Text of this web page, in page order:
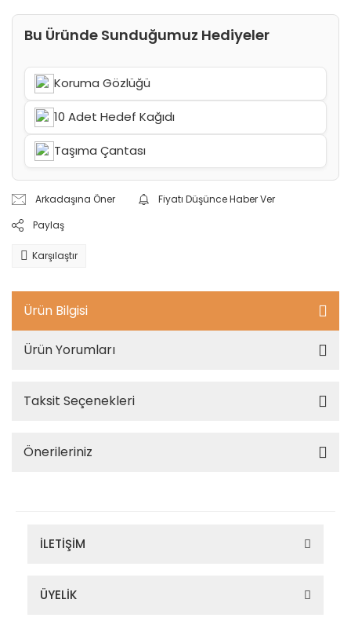
Bu Üründe Sunduğumuz Hediyeler
Koruma Gözlüğü
10 Adet Hedef Kağıdı
Taşıma Çantası
Arkadaşına Öner
Fiyatı Düşünce Haber Ver
Paylaş
Karşılaştır
Ürün Bilgisi
Ürün Yorumları
Taksit Seçenekleri
Önerileriniz
İLETİŞİM
ÜYELİK